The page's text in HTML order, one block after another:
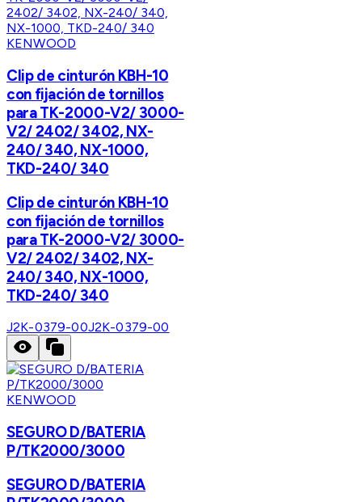
KENWOOD
Clip de cinturón KBH-10
con fijación de tornillos
para TK-2000-V2/ 3000-
V2/ 2402/ 3402, NX-
240/ 340, NX-1000,
TKD-240/ 340
Clip de cinturón KBH-10
con fijación de tornillos
para TK-2000-V2/ 3000-
V2/ 2402/ 3402, NX-
240/ 340, NX-1000,
TKD-240/ 340
J2K-0379-00J2K-0379-00
KENWOOD
SEGURO D/BATERIA
P/TK2000/3000
SEGURO D/BATERIA